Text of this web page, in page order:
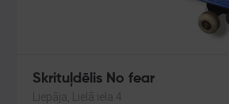
Skrituļdēlis No fear
Liepāja, Lielā iela 4